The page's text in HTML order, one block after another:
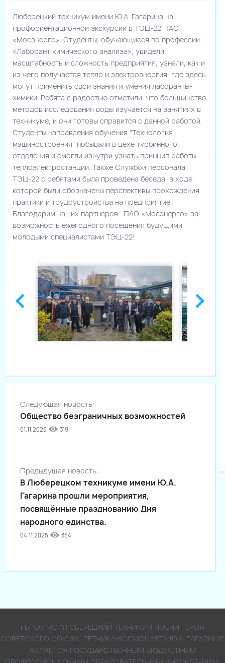
Люберецкий техникум имени Ю.А. Гагарина на
профориентационной экскурсии в ТЭЦ-22 ПАО
«Мосэнерго». Студенты, обучающиеся по профессии
«Лаборант химического анализа», увидели
масштабность и сложность предприятия, узнали, как и
из чего получается тепло и электроэнергия, где здесь
могут применить свои знания и умения лаборанты-
химики. Ребята с радостью отметили, что большинство
методов исследования воды изучается на занятиях в
техникуме, и они готовы справится с данной работой.
Студенты направления обучения "Технология
машиностроения" побывали в цехе турбинного
отделения и смогли изнутри узнать принцип работы
теплоэлектростанции. Также Службой персонала
ТЭЦ-22 с ребятами была проведена беседа, в ходе
которой были обозначены перспективы прохождения
практики и трудоустройства на предприятие.
Благодарим наших партнеров—ПАО «Мосэнерго» за
возможность ежегодного посещения будущими
молодыми специалистами ТЭЦ-22!
Следующая новость:
Общество безграничных возможностей
01.11.2025 319
Предыдущая новость:
В Люберецком техникуме имени Ю.А.
Гагарина прошли мероприятия,
посвящённые празднованию Дня
народного единства.
04.11.2025 354
ГБПОУ МО "ЛЮБЕРЕЦКИЙ ТЕХНИКУМ ИМЕНИ ГЕРОЯ
СОВЕТСКОГО СОЮЗА, ЛЁТЧИКА-КОСМОНАВТА Ю.А. ГАГАРИНА"
ЯВЛЯЕТСЯ ГОСУДАРСТВЕННЫМ БЮДЖЕТНЫМ